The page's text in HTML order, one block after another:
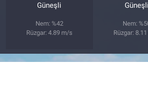
Güneşli
Nem: %42
Rüzgar: 4.89 m/s
Güneşli
Nem:
Rüzgar: